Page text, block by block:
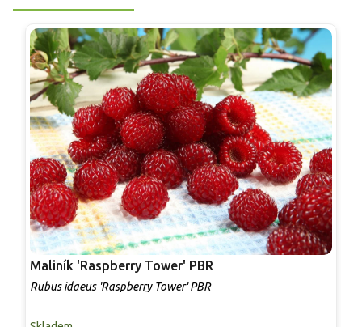
Maliník 'Raspberry Tower' PBR
Rubus idaeus 'Raspberry Tower' PBR